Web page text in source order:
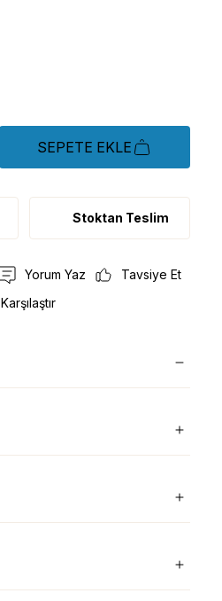
SEPETE EKLE
Stoktan Teslim
Yorum Yaz
Tavsiye Et
Karşılaştır